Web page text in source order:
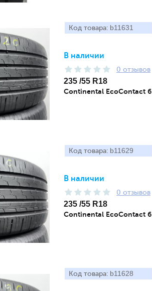
Код товара: b11631
В наличии
0 отзывов
235 /55 R18
Continental EcoContact 6
Код товара: b11629
В наличии
0 отзывов
235 /55 R18
Continental EcoContact 6
Код товара: b11628